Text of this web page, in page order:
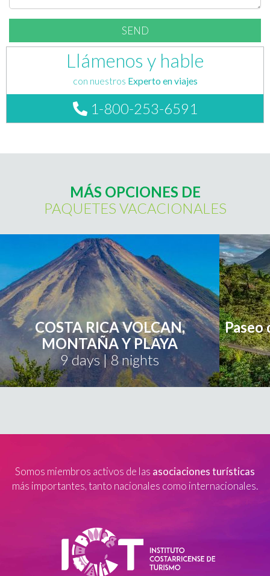
Llámenos y hable
con nuestros Experto en viajes
1-800-253-6591
MÁS OPCIONES DE
PAQUETES VACACIONALES
COSTA RICA VOLCAN,
MONTAÑA Y PLAYA
9 days | 8 nights
Paseo
Somos miembros activos de las asociaciones turísticas
más importantes, tanto nacionales como internacionales.